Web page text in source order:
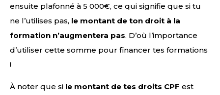
ensuite plafonné à 5 000€, ce qui signifie que si tu
ne l’utilises pas, le montant de ton droit à la
formation n’augmentera pas. D’où l’importance
d’utiliser cette somme pour financer tes formations
!
À noter que si le montant de tes droits CPF est